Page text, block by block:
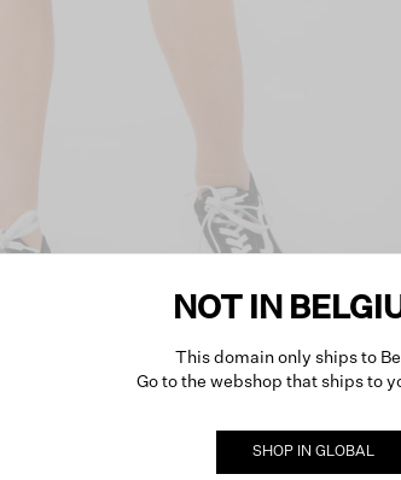
NOT IN
This domain only ships to
Go to the webshop that ships to
SHOP IN GLOBAL